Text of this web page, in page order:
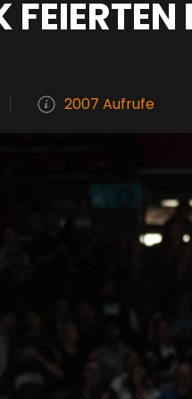
2007 Aufrufe